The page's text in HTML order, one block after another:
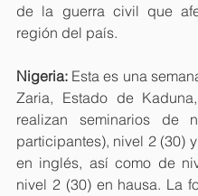
de la guerra civil que
región del país.
Nigeria: Esta es una
Zaria, Estado de
realizan seminarios de
participantes), nivel 2 (30)
en inglés, así como de
nivel 2 (30) en hausa. La